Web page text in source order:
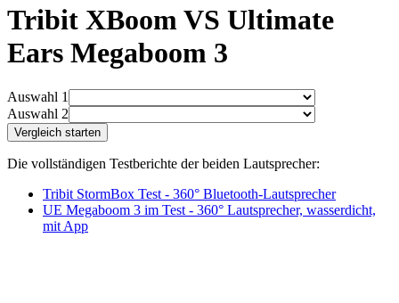
Tribit XBoom VS Ultimate
Ears Megaboom 3
Auswahl 1
Auswahl 2
Die vollständigen Testberichte der beiden Lautsprecher:
Tribit StormBox Test - 360° Bluetooth-Lautsprecher
UE Megaboom 3 im Test - 360° Lautsprecher, wasserdicht,
mit App